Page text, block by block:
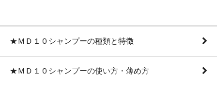
★ＭＤ１０シャンプーの種類と特徴
★ＭＤ１０シャンプーの使い方・薄め方